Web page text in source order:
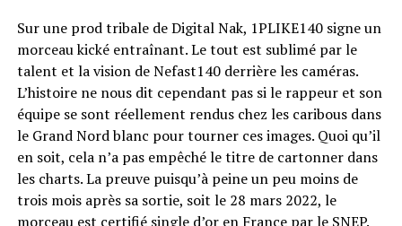
Sur une prod tribale de Digital Nak, 1PLIKE140 signe un
morceau kické entraînant. Le tout est sublimé par le
talent et la vision de Nefast140 derrière les caméras.
L’histoire ne nous dit cependant pas si le rappeur et son
équipe se sont réellement rendus chez les caribous dans
le Grand Nord blanc pour tourner ces images. Quoi qu’il
en soit, cela n’a pas empêché le titre de cartonner dans
les charts. La preuve puisqu’à peine un peu moins de
trois mois après sa sortie, soit le 28 mars 2022, le
morceau est certifié single d’or en France par le SNEP.